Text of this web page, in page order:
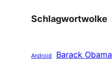
Schlagwortwolke
Android Barack Obama